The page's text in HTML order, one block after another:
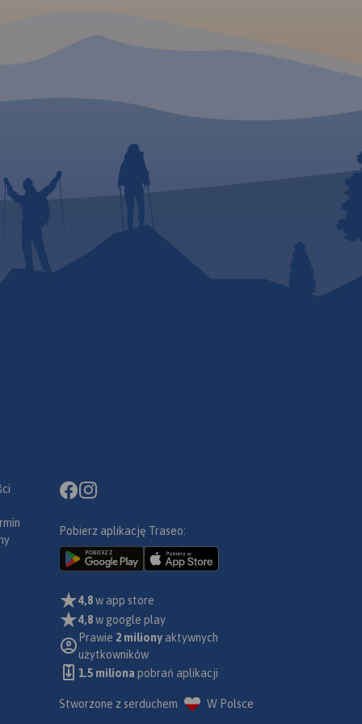
Pobierz aplikację Traseo:
4,8w app store
4,8w google play
Prawie 2 miliony aktywnych
użytkowników
1.5 miliona pobrań aplikacji
Stworzone z serduchem W Polsce